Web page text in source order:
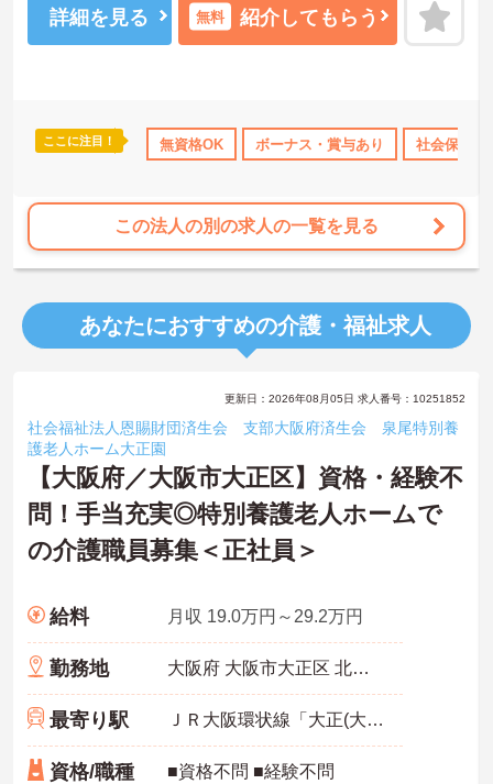
費支給
わせください！
詳細を見る 無料 紹介してもらう
ここに注目！ 無資格OK ボーナス・賞与あり 社会保険完
この法人の別の求人の一覧を見る
あなたにおすすめの介護・福祉求人
更新日：2026年08月05日 求人番号：10251852
社会福祉法人恩賜財団済生会 支部大阪府済生会 泉尾特別養
護老人ホーム大正園
【大阪府／大阪市大正区】資格・経験不
問！手当充実◎特別養護老人ホームで
の介護職員募集＜正社員＞
給料 月収 19.0万円～29.2万円
勤務地 大阪府 大阪市大正区 北村3-4-3
最寄り駅 ＪＲ大阪環状線「大正(大阪)駅」バス・車15分
資格/職種 ■資格不問 ■経験不問